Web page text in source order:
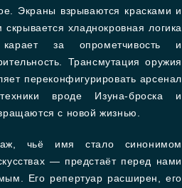
Экраны взрываются красками и
хладнокровная логика
за опрометчивость и
Трансмутация оружия
переконфигурировать арсенал
вроде Изуна-броска и
с новой жизнью.
чьё имя стало синонимом
— предстаёт перед нами
Его репертуар расширен, его